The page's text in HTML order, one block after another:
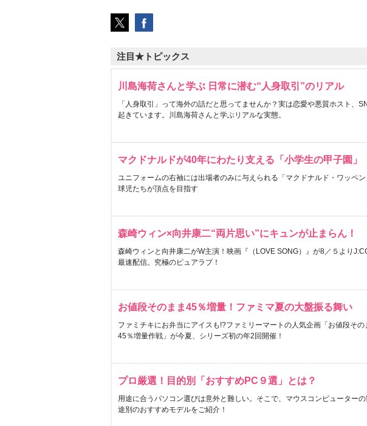
注目★トピックス
川島海荷さんと学ぶ 日常に潜む“人身取引”のリアル
「人身取引」って海外の話だと思ってませんか？実は恋愛や悪質ホスト、
起きています。川島海荷さんと学ぶリアルな実態。
マクドナルドが40年にわたり支える「小学生の甲子園」
ユニフォームの右袖には出場者のみに与えられる「マクドナルド・ワッペ
球児たちが頂点を目指す
森崎ウィン×向井康二“両片思い”にキュンが止まらん！
森崎ウィンと向井康二がW主演！映画『（LOVE SONG）』が8／５より
最速配信。究極のピュアラブ！
お値段そのまま45％増量！ファミマ夏の大盤振る舞い
ファミチキにお弁当にアイスも!?ファミリーマートの人気企画「お値段その
45％増量作戦」が今夏、シリーズ初の年2回開催！
プロ厳選！目的別「おすすめPC９選」とは？
用途に合うパソコン選びは意外と難しい。そこで、マウスコンピューター
途別のおすすめモデルをご紹介！